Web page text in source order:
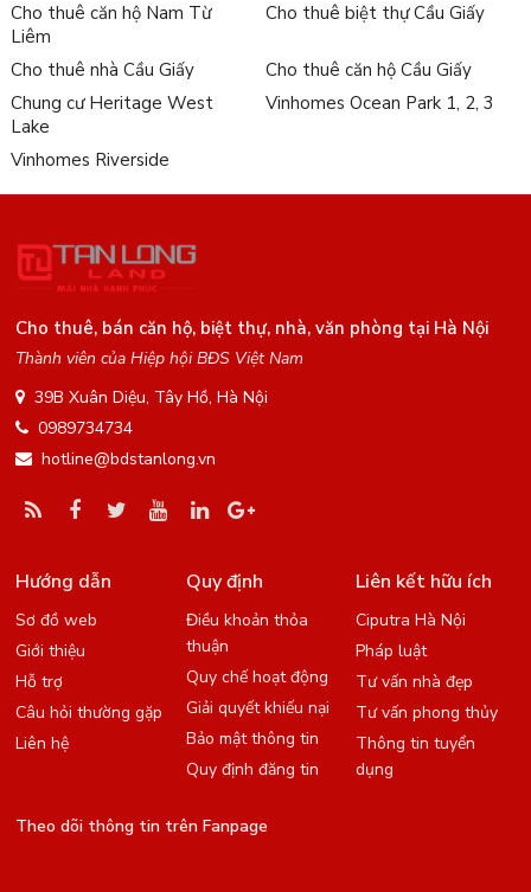
Cho thuê căn hộ Nam Từ
Liêm
Cho thuê biệt thự Cầu Giấy
Cho thuê nhà Cầu Giấy
Cho thuê căn hộ Cầu Giấy
Chung cư Heritage West
Lake
Vinhomes Ocean Park 1, 2, 3
Vinhomes Riverside
Cho thuê, bán căn hộ, biệt thự, nhà, văn phòng tại Hà Nội
Thành viên của Hiệp hội BĐS Việt Nam
39B Xuân Diệu, Tây Hồ, Hà Nội
0989734734
hotline@bdstanlong.vn
Hướng dẫn
Sơ đồ web
Giới thiệu
Hỗ trợ
Câu hỏi thường gặp
Liên hệ
Quy định
Điều khoản thỏa
thuận
Quy chế hoạt động
Giải quyết khiếu nại
Bảo mật thông tin
Quy định đăng tin
Liên kết hữu ích
Ciputra Hà Nội
Pháp luật
Tư vấn nhà đẹp
Tư vấn phong thủy
Thông tin tuyển
dụng
Theo dõi thông tin trên Fanpage